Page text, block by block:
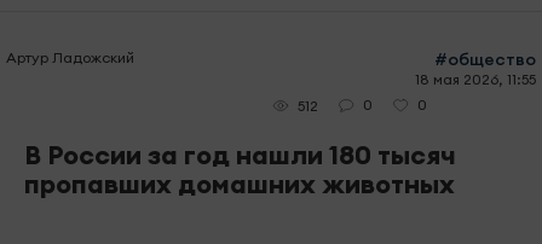
Артур Ладожский #общество
18 мая 2026, 11:55
512
0 0
В России за год нашли 180 тысяч
пропавших домашних животных